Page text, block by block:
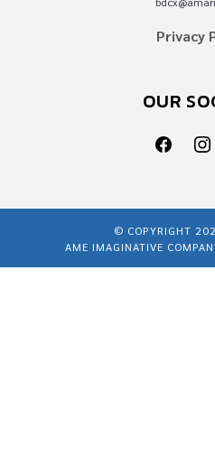
Privacy
OUR
© COPYRIGHT
AME IMAGINATIVE